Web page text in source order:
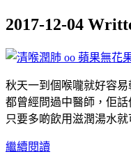
2017-12-04
秋天一到個喉嚨就好容
都曾經問過中醫師，佢
只要多啲飲用滋潤湯水就
繼續閱讀